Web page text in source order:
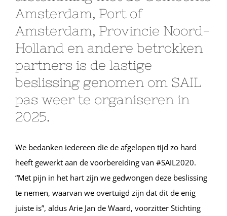
Amsterdam, Port of
Amsterdam, Provincie Noord-
Holland en andere betrokken
partners is de lastige
beslissing genomen om SAIL
pas weer te organiseren in
2025.
We bedanken iedereen die de afgelopen tijd zo hard
heeft gewerkt aan de voorbereiding van #SAIL2020.
“Met pijn in het hart zijn we gedwongen deze beslissing
te nemen, waarvan we overtuigd zijn dat dit de enig
juiste is”, aldus Arie Jan de Waard, voorzitter Stichting